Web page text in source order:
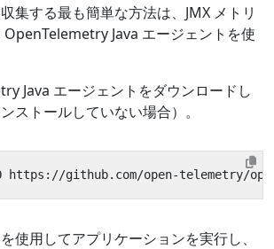
集する最も簡単な方法は、JMX メトリ
OpenTelemetry Java エージェントを使
Java エージェントをダウンロードし
ストールしていない場合）。
使用してアプリケーションを実行し、